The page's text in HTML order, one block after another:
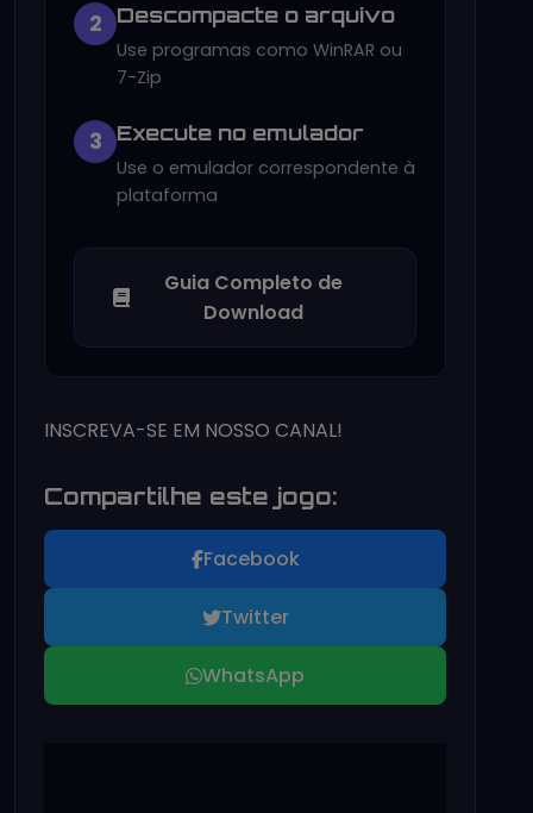
2 Descompacte o arquivo
Use programas como WinRAR ou
7-Zip
3 Execute no emulador
Use o emulador correspondente à
plataforma
Guia Completo de
Download
INSCREVA-SE EM NOSSO CANAL!
Compartilhe este jogo:
Facebook
Twitter
WhatsApp